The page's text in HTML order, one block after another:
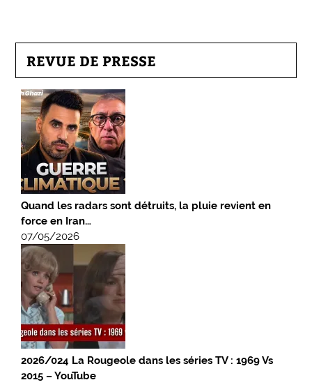
REVUE DE PRESSE
Quand les radars sont détruits, la pluie revient en
force en Iran…
07/05/2026
2026/024 La Rougeole dans les séries TV : 1969 Vs
2015 – YouTube